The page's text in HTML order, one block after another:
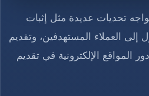
تحديات عديدة مثل إثبات
العملاء المستهدفين، وتقديم
المواقع الإلكترونية في تقديم